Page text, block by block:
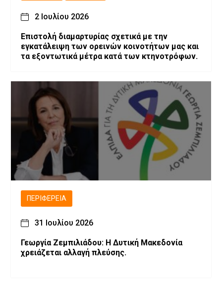
2 Ιουλίου 2026
Επιστολή διαμαρτυρίας σχετικά με την
εγκατάλειψη των ορεινών κοινοτήτων μας και
τα εξοντωτικά μέτρα κατά των κτηνοτρόφων.
ΠΕΡΙΦΈΡΕΙΑ
31 Ιουλίου 2026
Γεωργία Ζεμπιλιάδου: Η Δυτική Μακεδονία
χρειάζεται αλλαγή πλεύσης.